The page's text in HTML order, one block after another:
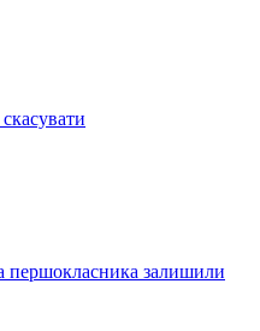
першокласника залишили